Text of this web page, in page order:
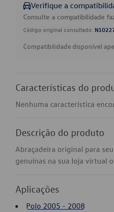
Verifique a
Consulte a compatibilidade
Código original consultado:
Compatibilidade disponível
Características do
Nenhuma característica
Descrição do produto
Abraçadeira original para
genuínas na sua loja virtual
Aplicações
Polo 2005 - 2008